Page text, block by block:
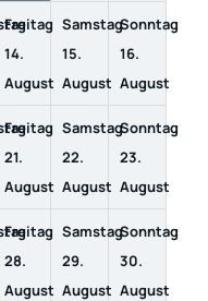
Freitag
14.
August
Samstag
15.
August
Sonntag
16.
August
Freitag
21.
August
Samstag
22.
August
Sonntag
23.
August
Freitag
28.
August
Samstag
29.
August
Sonntag
30.
August